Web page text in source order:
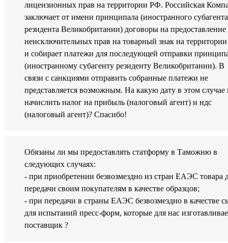
лицензионных прав на территории РФ. Российская
заключает от имени принципала (иностранного
резидента Великобритании) договоры на предоставление
неисключительных прав на товарный знак на
и собирает платежи для последующей отправки
(иностранному субагенту резиденту Великобритании). В
связи с санкциями отправить собранные платежи не
представляется возможным. На какую дату в этом случае
начислить налог на прибыль (налоговый агент) и ндс
(налоговый агент)? Спасибо!
Обязаны ли мы предоставлять статформу в Таможню в
следующих случаях:
- при приобретении безвозмездно из стран ЕАЭС товара
передачи своим покупателям в качестве образцов;
- при передачи в страны ЕАЭС безвозмездно в качестве
для испытаний пресс-форм, которые для нас
поставщик ?